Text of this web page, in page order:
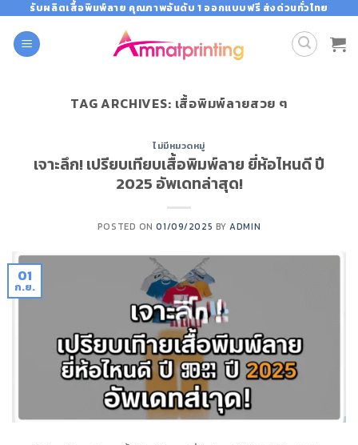
content
รับผลิตเสื้อพิมพ์ลาย คุณภาพอันดับ 1 ออกแบบฟรี ส่งด่วนทั่วไทย
TAG ARCHIVES: เสื้อพิมพ์ลายสวย ๆ
ไม่มีหมวดหมู่
เจาะลึก! เปรียบเทียบเสื้อพิมพ์ลาย ยี่ห้อไหนดี ปี
2025 อัพเดทล่าสุด!
POSTED ON01/09/2025 BYADMIN
01
ก.ย.